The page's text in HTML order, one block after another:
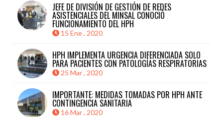
JEFE DE DIVISIÓN DE GESTIÓN DE REDES
ASISTENCIALES DEL MINSAL CONOCIÓ
FUNCIONAMIENTO DEL HPH
15 Ene , 2020
HPH IMPLEMENTA URGENCIA DIFERENCIADA SOLO
PARA PACIENTES CON PATOLOGÍAS RESPIRATORIAS
25 Mar , 2020
IMPORTANTE: MEDIDAS TOMADAS POR HPH ANTE
CONTINGENCIA SANITARIA
16 Mar , 2020